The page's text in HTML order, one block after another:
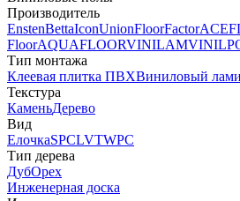
Производитель
EnstenBettaIconUnionFloorFactor
FloorAQUAFLOORVINILAM
Тип монтажа
Клеевая плитка ПВХВиниловый
Текстура
КаменьДерево
Вид
ЕлочкаSPCLVTWPC
Тип дерева
ДубОрех
Инженерная доска